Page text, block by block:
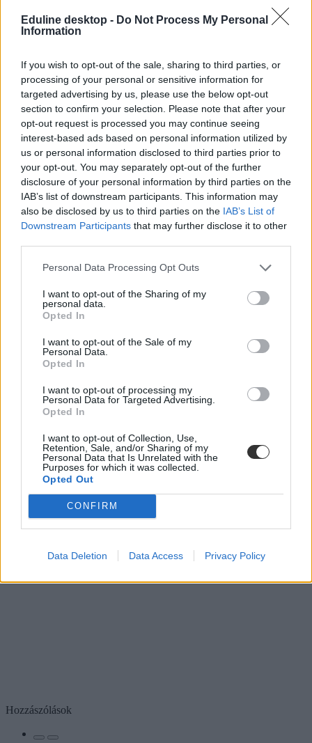
Eduline desktop - Do Not Process My Personal
Information
If you wish to opt-out of the sale, sharing to third parties, or
processing of your personal or sensitive information for
targeted advertising by us, please use the below opt-out
section to confirm your selection. Please note that after your
opt-out request is processed you may continue seeing
interest-based ads based on personal information utilized by
us or personal information disclosed to third parties prior to
your opt-out. You may separately opt-out of the further
disclosure of your personal information by third parties on the
IAB’s list of downstream participants. This information may
also be disclosed by us to third parties on the IAB’s List of
Downstream Participants that may further disclose it to other
Personal Data Processing Opt Outs
I want to opt-out of the Sharing of my
personal data.
Opted In
I want to opt-out of the Sale of my
Personal Data.
Opted In
I want to opt-out of processing my
Personal Data for Targeted Advertising.
Opted In
I want to opt-out of Collection, Use,
Retention, Sale, and/or Sharing of my
Personal Data that Is Unrelated with the
Purposes for which it was collected.
Opted Out
CONFIRM
Data Deletion Data Access Privacy Policy
munkaszüneti nap
munkaszüneti napok 2024
szombati munkanapok 2024
Hozzászólások